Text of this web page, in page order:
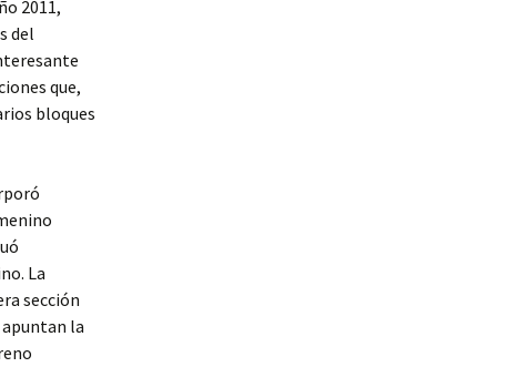
2011,
del
que,
bloques
La
sección
la